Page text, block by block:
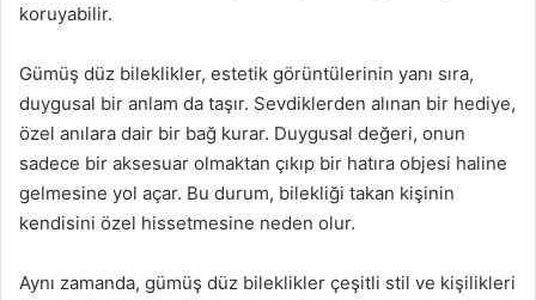
koruyabilir.
Gümüş düz bileklikler, estetik görüntülerinin yanı sıra,
duygusal bir anlam da taşır. Sevdiklerden alınan bir hediye,
özel anılara dair bir bağ kurar. Duygusal değeri, onun
sadece bir aksesuar olmaktan çıkıp bir hatıra objesi haline
gelmesine yol açar. Bu durum, bilekliği takan kişinin
kendisini özel hissetmesine neden olur.
Aynı zamanda, gümüş düz bileklikler çeşitli stil ve kişilikleri